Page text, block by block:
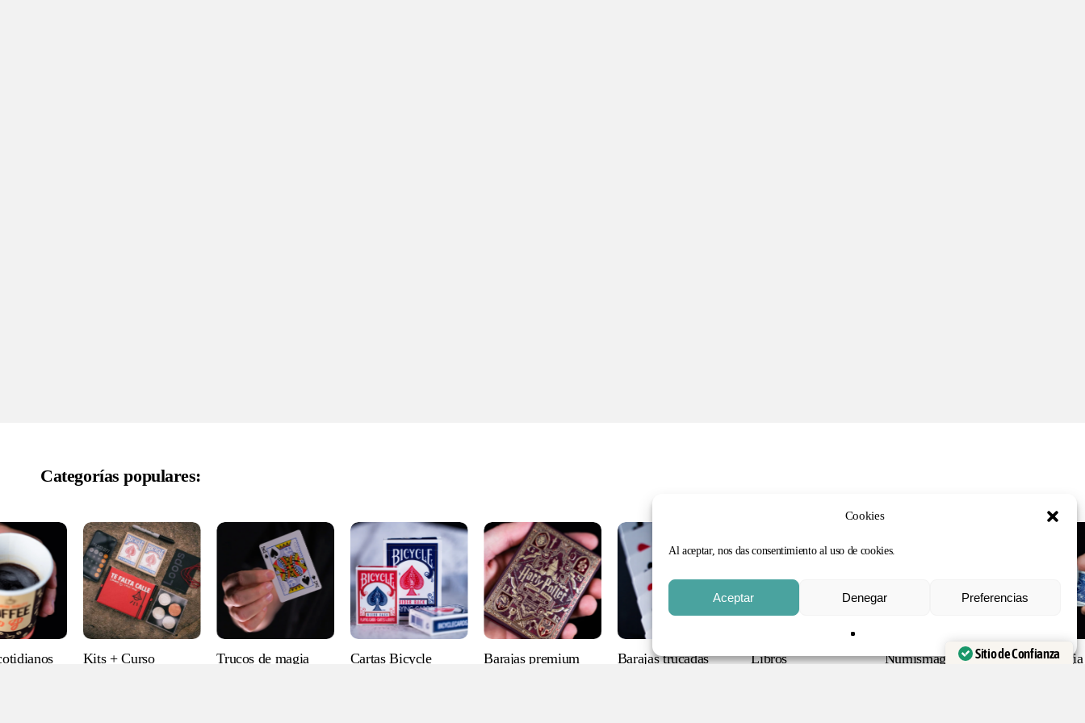
Cookies
Al aceptar, nos das consentimiento al uso de cookies.
Aceptar Denegar Preferencias
Subtotal:
Categorías populares:
Kits + Curso Trucos de magia Cartas Bicycle Barajas premium Barajas trucadas Libros Numismagia Cartomagia
Sitio de Confianza